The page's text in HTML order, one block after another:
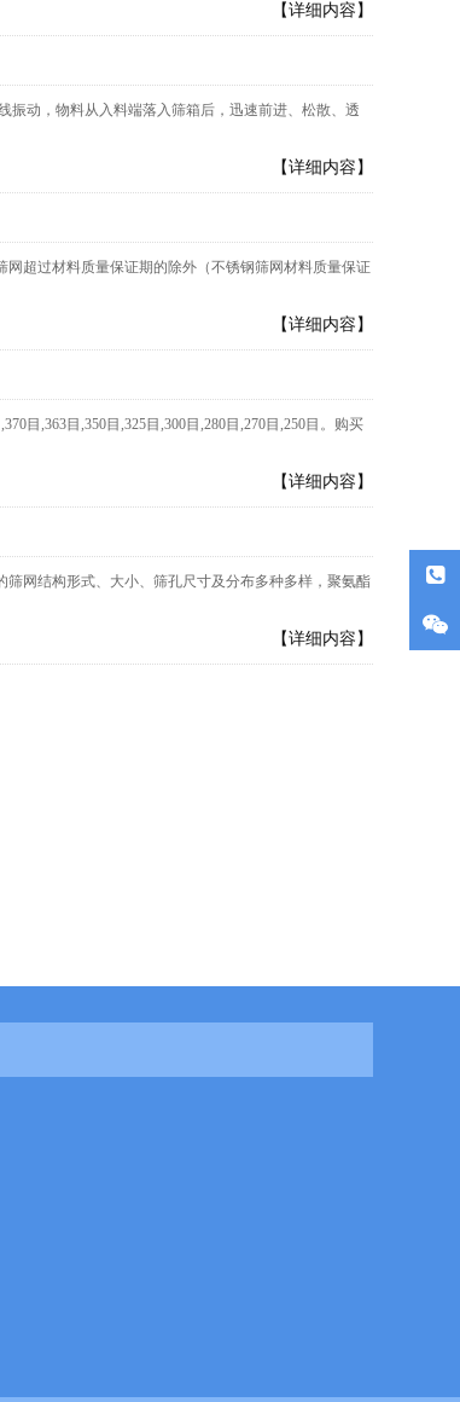
【详细内容】
振动，物料从入料端落入筛箱后，迅速前进、松散、透
【详细内容】
超过材料质量保证期的除外（不锈钢筛网材料质量保证
【详细内容】
目,363目,350目,325目,300目,280目,270目,250目。购买
【详细内容】
网结构形式、大小、筛孔尺寸及分布多种多样，聚氨酯
【详细内容】